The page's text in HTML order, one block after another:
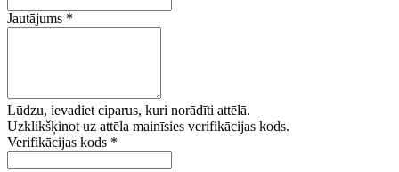
Jautājums *
Lūdzu, ievadiet ciparus, kuri norādīti attēlā.
Uzklikšķinot uz attēla mainīsies verifikācijas kods.
Verifikācijas kods *